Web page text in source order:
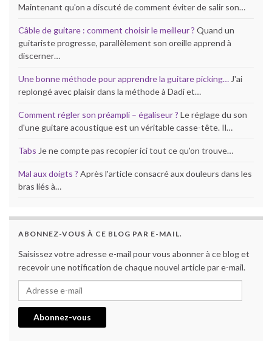
Maintenant qu'on a discuté de comment éviter de salir son…
Câble de guitare : comment choisir le meilleur ? Quand un
guitariste progresse, parallèlement son oreille apprend à
discerner…
Une bonne méthode pour apprendre la guitare picking… J'ai
replongé avec plaisir dans la méthode à Dadi et…
Comment régler son préampli – égaliseur ? Le réglage du son
d'une guitare acoustique est un véritable casse-tête. Il…
Tabs Je ne compte pas recopier ici tout ce qu'on trouve…
Mal aux doigts ? Après l'article consacré aux douleurs dans les
bras liés à…
ABONNEZ-VOUS À CE BLOG PAR E-MAIL.
Saisissez votre adresse e-mail pour vous abonner à ce blog et
recevoir une notification de chaque nouvel article par e-mail.
Adresse e-mail
Abonnez-vous